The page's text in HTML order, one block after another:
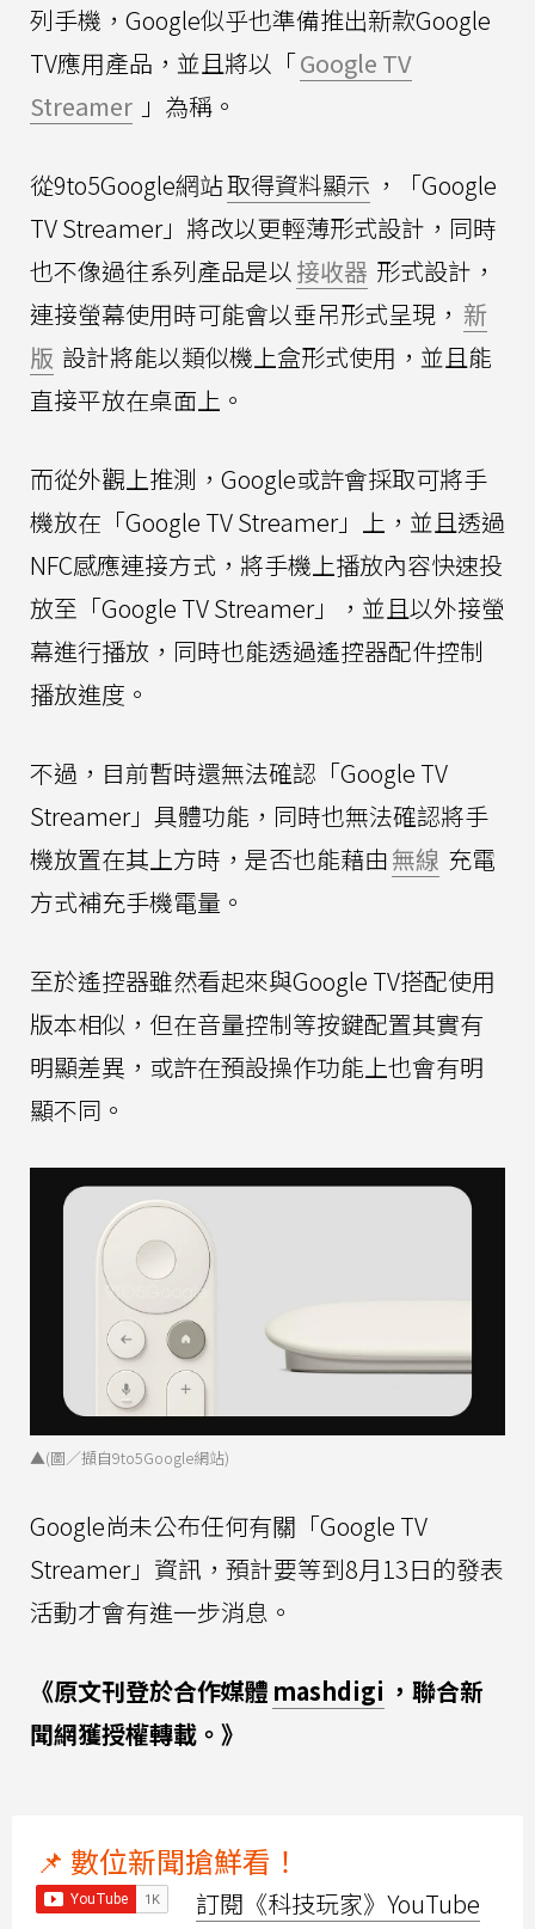
列手機，Google似乎也準備推出新款Google
TV應用產品，並且將以「Google TV
Streamer 」為稱。
從9to5Google網站取得資料顯示 ，「Google
TV Streamer」將改以更輕薄形式設計，同時
也不像過往系列產品是以接收器 形式設計，
連接螢幕使用時可能會以垂吊形式呈現， 新
版 設計將能以類似機上盒形式使用，並且能
直接平放在桌面上。
而從外觀上推測，Google或許會採取可將手
機放在「Google TV Streamer」上，並且透過
NFC感應連接方式，將手機上播放內容快速投
放至「Google TV Streamer」，並且以外接螢
幕進行播放，同時也能透過遙控器配件控制
播放進度。
不過，目前暫時還無法確認「Google TV
Streamer」具體功能，同時也無法確認將手
機放置在其上方時，是否也能藉由無線 充電
方式補充手機電量。
至於遙控器雖然看起來與Google TV搭配使用
版本相似，但在音量控制等按鍵配置其實有
明顯差異，或許在預設操作功能上也會有明
顯不同。
▲(圖／擷自9to5Google網站)
Google尚未公布任何有關「Google TV
Streamer」資訊，預計要等到8月13日的發表
活動才會有進一步消息。
《原文刊登於合作媒體 mashdigi ，聯合新
聞網獲授權轉載。》
📌 數位新聞搶鮮看！
訂閱《科技玩家》YouTube